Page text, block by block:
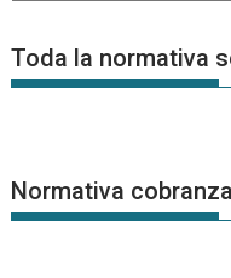
Noticias
Toda la normativa
Normativa